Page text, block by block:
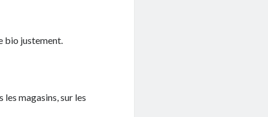
bio justement.
magasins, sur les